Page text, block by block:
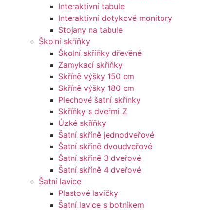
Interaktivní tabule
Interaktivní dotykové monitory
Stojany na tabule
Školní skříňky
Školní skříňky dřevěné
Zamykací skříňky
Skříně výšky 150 cm
Skříně výšky 180 cm
Plechové šatní skřínky
Skříňky s dveřmi Z
Úzké skříňky
Šatní skříně jednodveřové
Šatní skříně dvoudveřové
Šatní skříně 3 dveřové
Šatní skříně 4 dveřové
Šatní lavice
Plastové lavičky
Šatní lavice s botníkem